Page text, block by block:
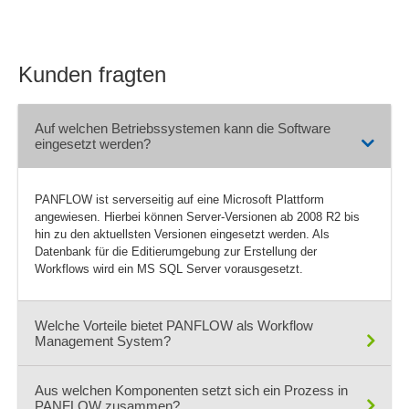
Plausibilitäts-Checks
Produktqualitäts-Planung
Prozessanalyse
Prozessbeschreibungen
Prozessdesigner
Prozessdokumentation
Prozesskostenrechnung
Prozesslandkarten
Prozessmanagement
Prozessmodellierung
Prozessoptimierung
Kunden fragten
Auf welchen Betriebssystemen kann die Software
eingesetzt werden?
PANFLOW ist serverseitig auf eine Microsoft Plattform
angewiesen. Hierbei können Server-Versionen ab 2008 R2 bis
hin zu den aktuellsten Versionen eingesetzt werden. Als
Datenbank für die Editierumgebung zur Erstellung der
Workflows wird ein MS SQL Server vorausgesetzt.
Welche Vorteile bietet PANFLOW als Workflow
Management System?
PANFLOW steigert die Effizienz von Geschäftsprozessen,
Aus welchen Komponenten setzt sich ein Prozess in
PANFLOW zusammen?